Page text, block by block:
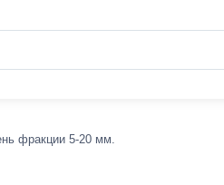
фракции 5-20 мм.